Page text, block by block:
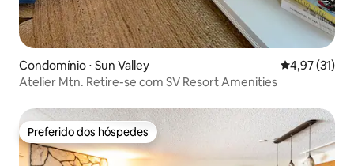
Condomínio ⋅ Sun Valley 4,97 de uma
4,97 (31)
Atelier Mtn. Retire-se com SV Resort Amenities
Preferido dos hóspedes
Preferido dos hóspedes